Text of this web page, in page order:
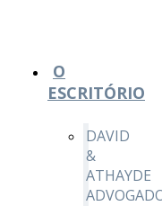
O
ESCRITÓRIO
DAVID
&
ATHAYDE